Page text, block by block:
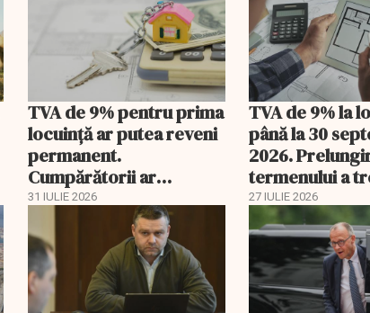
TVA de 9% pentru prima
locuință ar putea reveni
permanent.
Cumpărătorii ar
economisi zeci de mii de
31 IULIE 2026
TVA de 9% la
până la 30
2026.
termenului a
comisia din
27 IULIE 2026